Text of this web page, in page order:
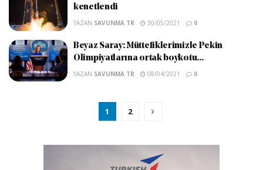
kenetlendi
YAZAN SAVUNMA TR 30/05/2021 0
Beyaz Saray: Müttefiklerimizle Pekin
Olimpiyatlarına ortak boykotu...
YAZAN SAVUNMA TR 08/04/2021 0
1 2